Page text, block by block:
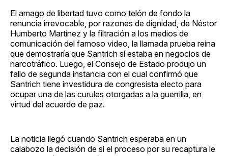
El amago de libertad tuvo como telón de fondo la
renuncia irrevocable, por razones de dignidad, de Néstor
Humberto Martínez y la filtración a los medios de
comunicación del famoso video, la llamada prueba reina
que demostraría que Santrich sí estaba en negocios de
narcotráfico. Luego, el Consejo de Estado produjo un
fallo de segunda instancia con el cual confirmó que
Santrich tiene investidura de congresista electo para
ocupar una de las curules otorgadas a la guerrilla, en
virtud del acuerdo de paz.
La noticia llegó cuando Santrich esperaba en un
calabozo la decisión de si el proceso por su recaptura le